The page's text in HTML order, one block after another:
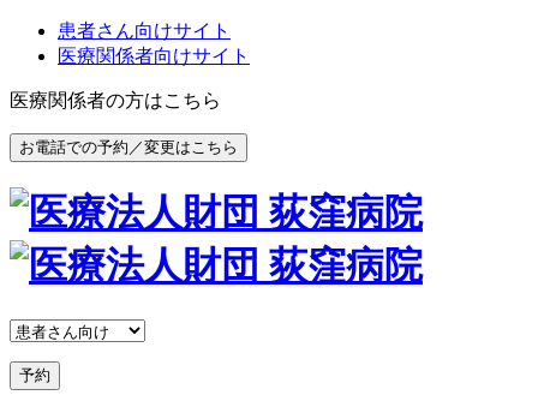
患者さん向けサイト
医療関係者向けサイト
医療関係者の方はこちら
お電話での予約／変更はこちら
予約